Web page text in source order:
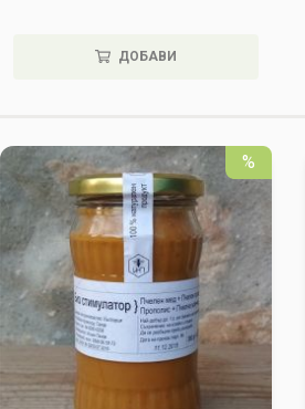
ДОБАВИ
%